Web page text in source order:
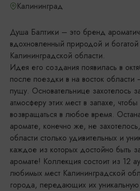
Калининград
Душа Балтики – это бренд
вдохновленный природой и
Калининградской области.
Идея его создания появилась в
после поездки в на восток
пущу. Основательнице захотелось
атмосферу этих мест в запахе,
возвращаться в любое время.
аромате, конечно же, не
области столько удивительных и
каждое из которых достойно быть
аромате! Коллекция состоит из 12
любимых мест Калининградской
города, передающих их уникальную